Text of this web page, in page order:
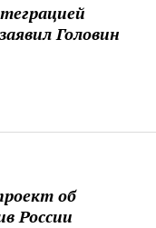
Головин
об
России